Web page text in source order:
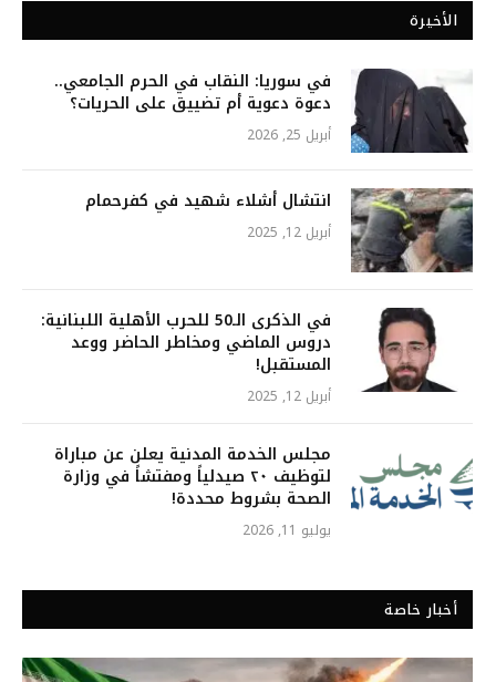
الأخيرة
في سوريا: النقاب في الحرم الجامعي..
دعوة دعوية أم تضييق على الحريات؟
أبريل 25, 2026
انتشال أشلاء شهيد في كفرحمام
أبريل 12, 2025
في الذكرى الـ50 للحرب الأهلية اللبنانية:
دروس الماضي ومخاطر الحاضر ووعد
المستقبل!
أبريل 12, 2025
مجلس الخدمة المدنية يعلن عن مباراة
لتوظيف ٢٠ صيدلياً ومفتشاً في وزارة
الصحة بشروط محددة!
يوليو 11, 2026
أخبار خاصة